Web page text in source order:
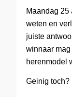
Maandag 25
weten en
juiste
winnaar
herenmodel
Geinig toch?